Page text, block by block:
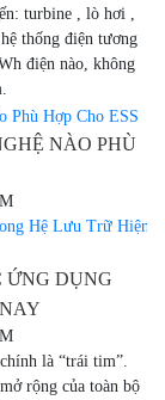
turbine , lò hơi ,
thống điện tương
điện nào, không
NÀO PHÙ
ỨNG DỤNG
là “trái tim”.
rộng của toàn bộ